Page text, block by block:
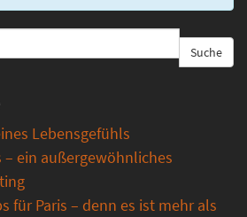
Suche
Lebensgefühls
– ein außergewöhnliches
für Paris – denn es ist mehr als